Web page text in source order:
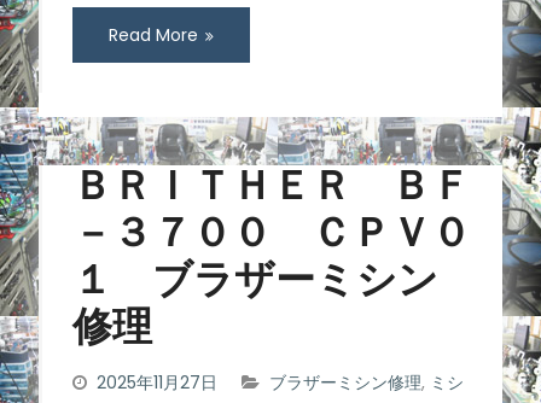
Read More
ＢＲＩＴＨＥＲ ＢＦ
－３７００ ＣＰＶ０
１ ブラザーミシン
修理
2025年11月27日 ブラザーミシン修理, ミシ